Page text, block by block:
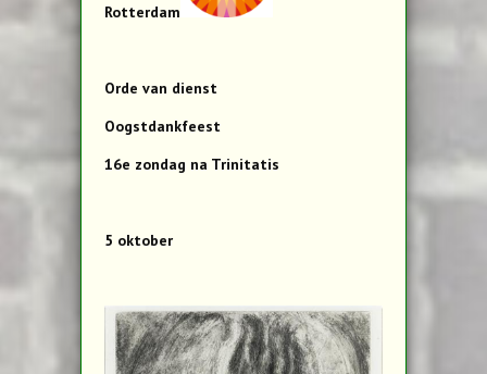
Rotterdam
Orde van dienst
Oogstdankfeest
16e zondag na Trinitatis
5 oktober